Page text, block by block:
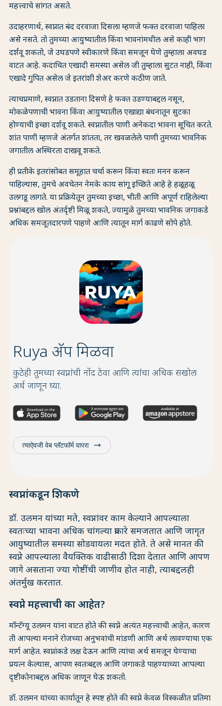
महत्त्वाचे सांगत असते.
उदाहरणार्थ, स्वप्नात बंद दरवाजा दिसला म्हणजे फक्त दरवाजा पाहिला
असे नसते. तो तुमच्या आयुष्यातील किंवा भावनांमधील असे काही भाग
दर्शवू शकतो, जे उघडपणे स्वीकारणे किंवा समजून घेणे तुम्हाला अवघड
वाटत आहे. कदाचित एखादी समस्या असेल जी तुम्हाला सुटत नाही, किंवा
एखादे गुपित असेल जे इतरांशी शेअर करणे कठीण जाते.
त्याचप्रमाणे, स्वप्नात उडताना दिसणे हे फक्त उडण्याबद्दल नसून,
मोकळेपणाची भावना किंवा आयुष्यातील एखाद्या बंधनातून सुटका
होण्याची इच्छा दर्शवू शकते. स्वप्नातील पाणी अनेकदा भावना सूचित करते.
शांत पाणी म्हणजे अंतर्गत शांतता, तर खवळलेले पाणी तुमच्या भावनिक
जगातील अस्थिरता दाखवू शकते.
ही प्रतीके इतरांसोबत समूहात चर्चा करून किंवा स्वतः मनन करून
पाहिल्यास, तुमचे अवचेतन नेमके काय सांगू इच्छिते आहे हे हळूहळू
उलगडू लागते. या प्रक्रियेतून तुमच्या इच्छा, भीती आणि अपूर्ण राहिलेल्या
प्रश्नांबद्दल खोल अंतर्दृष्टी मिळू शकते, ज्यामुळे तुमच्या भावनिक जगाकडे
अधिक समजूतदारपणे पाहणे आणि त्यातून मार्ग काढणे सोपे होते.
Ruya अ‍ॅप मिळवा
कुठेही तुमच्या स्वप्नांची नोंद ठेवा आणि त्यांचा अधिक सखोल
अर्थ जाणून घ्या.
त्याऐवजी वेब प्लॅटफॉर्म वापरा trending_flat
स्वप्नांकडून शिकणे
डॉ. उलमन यांच्या मते, स्वप्नांवर काम केल्याने आपल्याला
स्वतःच्या भावना अधिक चांगल्या प्रकारे समजतात आणि जागृत
आयुष्यातील समस्या सोडवायला मदत होते. ते असे मानत की
स्वप्ने आपल्याला वैयक्तिक वाढीसाठी दिशा देतात आणि आपण
जागे असताना ज्या गोष्टींची जाणीव होत नाही, त्याबद्दलही
अंतर्मुख करतात.
स्वप्ने महत्त्वाची का आहेत?
मॉन्टॅग्यू उलमन यांना वाटत होते की स्वप्ने अत्यंत महत्त्वाची आहेत, कारण
ती आपल्या मनाने रोजच्या अनुभवांची मांडणी आणि अर्थ लावण्याचा एक
मार्ग आहेत. स्वप्नांकडे लक्ष देऊन आणि त्यांचा अर्थ समजून घेण्याचा
प्रयत्न केल्यास, आपण स्वतःबद्दल आणि जगाकडे पाहण्याच्या आपल्या
दृष्टीकोनाबद्दल अधिक जाणून घेऊ शकतो.
डॉ. उलमन यांच्या कार्यातून हे स्पष्ट होते की स्वप्ने केवळ विस्कळीत प्रतिमा